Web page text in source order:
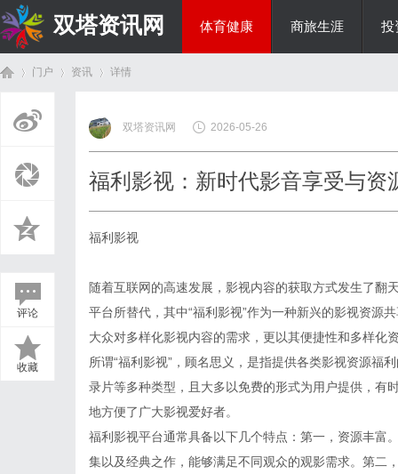
双塔资讯网 体育健康 商旅生涯 投
门户 资讯
›
详情
评论
收藏
双塔资讯网 2026-05-26
福利影视：新时代影音享受与资
福利影视
随着互联网的高速发展，影视内容的获取方式发生了翻
平台所替代，其中“福利影视”作为一种新兴的影视资源
大众对多样化影视内容的需求，更以其便捷性和多样化
所谓“福利影视”，顾名思义，是指提供各类影视资源福
录片等多种类型，且大多以免费的形式为用户提供，有
地方便了广大影视爱好者。
福利影视平台通常具备以下几个特点：第一，资源丰富
集以及经典之作，能够满足不同观众的观影需求。第二